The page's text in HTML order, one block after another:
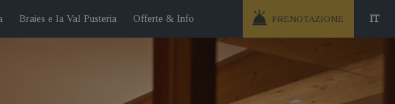
Braies e la Val Pusteria Offerte & Info IT
PRENOTAZIONE